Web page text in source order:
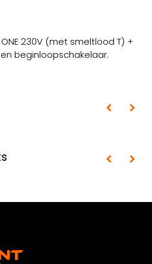
230V (met smeltlood T) +
beginloopschakelaar.